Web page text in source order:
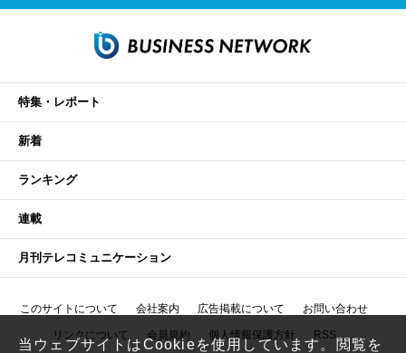
特集・レポート
新着
ランキング
連載
月刊テレコミュニケーション
このサイトについて 会社案内 広告掲載について お問い合わせ
リンクについて 会員規約 個人情報保護方針 RSS
当ウェブサイトはCookieを使用しています。閲覧を